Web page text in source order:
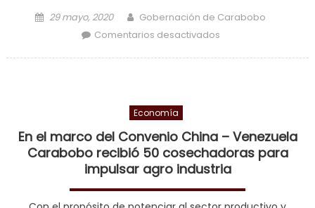
Posted on
29 mayo, 2020 Author
Gobernación de Carabobo
Comentarios desactivados
sector productivo
elevaron
propuestas al
Economía
En el marco del Convenio China – Venezuela
Carabobo recibió 50 cosechadoras para
impulsar agro industria